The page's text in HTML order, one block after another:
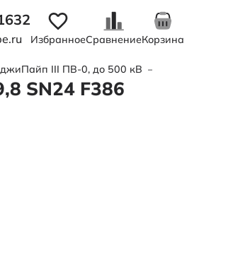
ИзбранноеСравнениеКорзина
III ПВ-0, до 500 кВ —
SN24 F386